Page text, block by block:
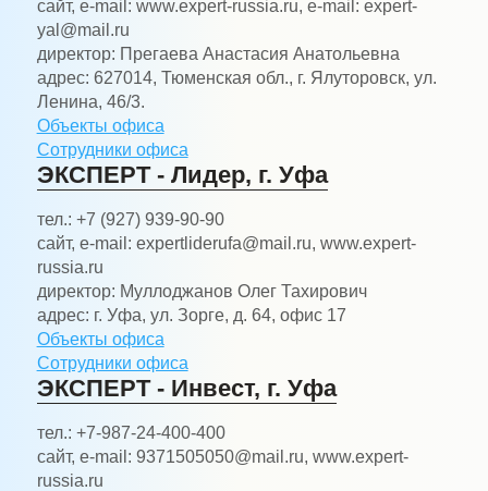
сайт, e-mail: www.expert-russia.ru, e-mail: expert-
yal@mail.ru
директор: Прегаева Анастасия Анатольевна
адрес: 627014, Тюменская обл., г. Ялуторовск, ул.
Ленина, 46/3.
Объекты офиса
Сотрудники офиса
ЭКСПЕРТ - Лидер, г. Уфа
тел.: +7 (927) 939-90-90
сайт, e-mail: expertliderufa@mail.ru, www.expert-
russia.ru
директор: Муллоджанов Олег Тахирович
адрес: г. Уфа, ул. Зорге, д. 64, офис 17
Объекты офиса
Сотрудники офиса
ЭКСПЕРТ - Инвест, г. Уфа
тел.: +7-987-24-400-400
сайт, e-mail: 9371505050@mail.ru, www.expert-
russia.ru